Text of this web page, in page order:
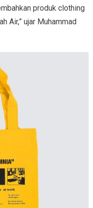
produk clothing
Air,” ujar Muhammad